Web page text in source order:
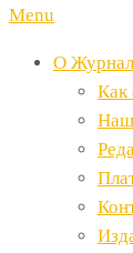
Menu
О
Как